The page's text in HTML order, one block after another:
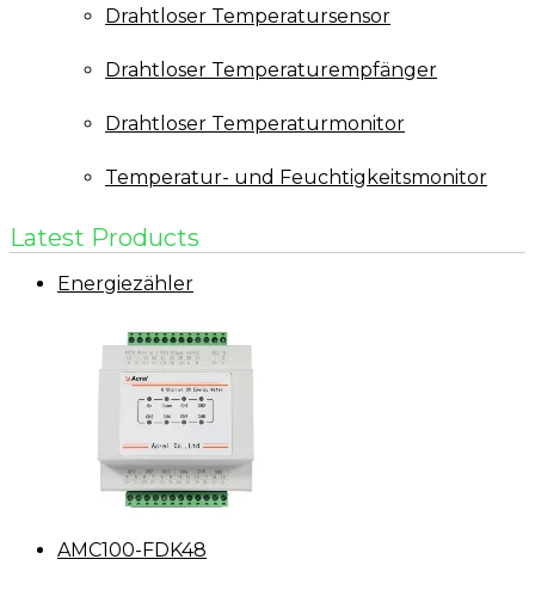
Drahtloser Temperatursensor
Drahtloser Temperaturempfänger
Drahtloser Temperaturmonitor
Temperatur- und Feuchtigkeitsmonitor
Latest Products
Energiezähler
AMC100-FDK48